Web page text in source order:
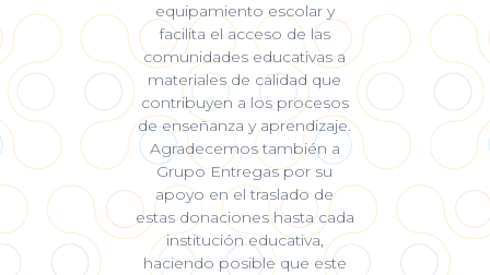
equipamiento escolar y
facilita el acceso de las
comunidades educativas a
materiales de calidad que
contribuyen a los procesos
de enseñanza y aprendizaje.
Agradecemos también a
Grupo Entregas por su
apoyo en el traslado de
estas donaciones hasta cada
institución educativa,
haciendo posible que este